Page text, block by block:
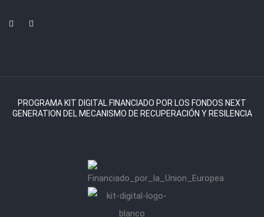
PROGRAMA KIT DIGITAL FINANCIADO POR LOS FONDOS NEXT
GENERATION DEL MECANISMO DE RECUPERACIÓN Y RESILENCIA